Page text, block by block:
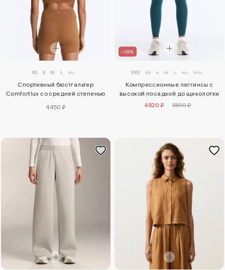
XS S M L XL
Спортивный бюстгальтер
Comfortlux со средней степенью
4450 ₽
–18%
XXS XS S M L XL XXL
Компрессионные леггинсы с
высокой посадкой до щиколотки
4820 ₽
5810 ₽